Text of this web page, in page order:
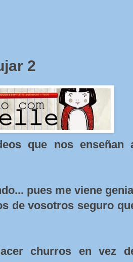
2
que nos enseñan
pues me viene
de vosotros seguro
churros en vez